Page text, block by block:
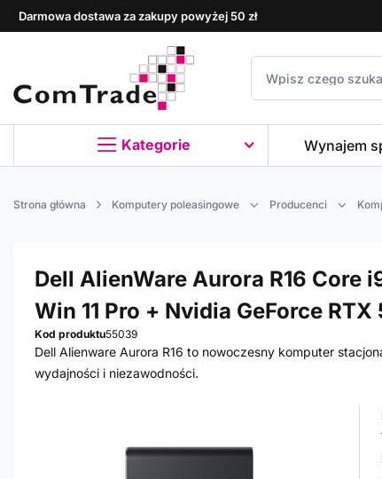
Darmowa dostawa za zakupy powyżej 50 zł
Kategorie Wynajem
Strona główna Komputery poleasingowe Producenci
Dell AlienWare Aurora R16 Core
Win 11 Pro + Nvidia GeForce RTX
Kod produktu55039
Dell Alienware Aurora R16 to nowoczesny komputer
wydajności i niezawodności.